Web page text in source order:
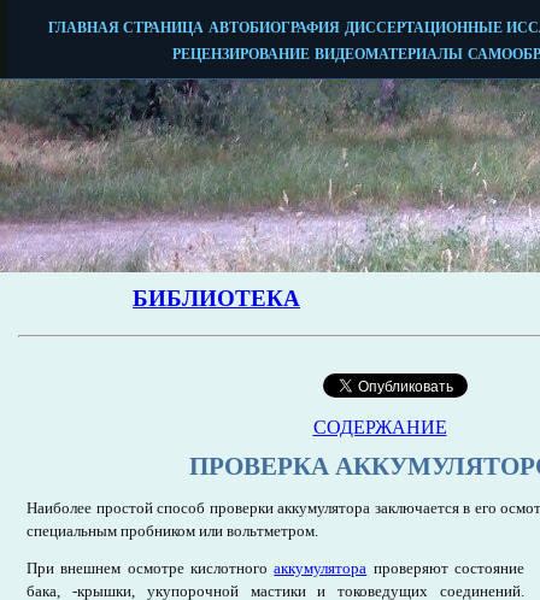
СОДЕРЖАНИЕ
ПРОВЕРКА
Наиболее простой способ проверки аккумулятора заключается в его
специальным пробником или вольтметром.
При внешнем осмотре кислотногоаккумулятора проверяют состояние
бака, -крышки, укупорочной мастики и токоведущих соединений.